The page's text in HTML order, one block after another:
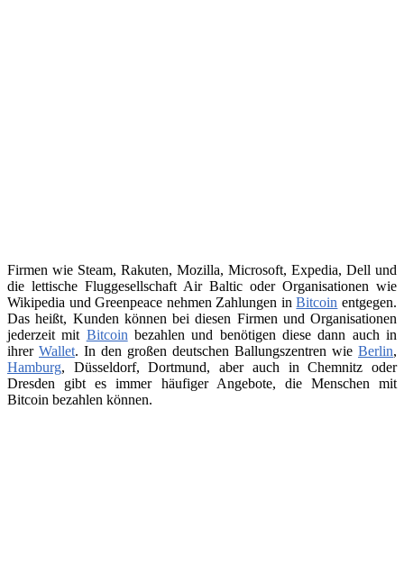
Firmen wie Steam, Rakuten, Mozilla, Microsoft, Expedia, Dell und
die lettische Fluggesellschaft Air Baltic oder Organisationen wie
Wikipedia und Greenpeace nehmen Zahlungen inBitcoin entgegen.
Das heißt, Kunden können bei diesen Firmen und Organisationen
jederzeit mit Bitcoin bezahlen und benötigen diese dann auch in
ihrer Wallet. In den großen deutschen Ballungszentren wie Berlin,
Hamburg, Düsseldorf, Dortmund, aber auch in Chemnitz oder
Dresden gibt es immer häufiger Angebote, die Menschen mit
Bitcoin bezahlen können.